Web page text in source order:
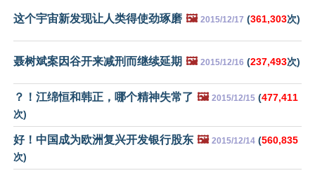
这个宇宙新发现让人类得使劲琢磨 🖼️ 2015/12/17 (361,303次)
聂树斌案因谷开来减刑而继续延期 🖼️ 2015/12/16 (237,493次)
？！江绵恒和韩正，哪个精神失常了 🖼️ 2015/12/15 (477,411
次)
好！中国成为欧洲复兴开发银行股东 🖼️ 2015/12/14 (560,835
次)